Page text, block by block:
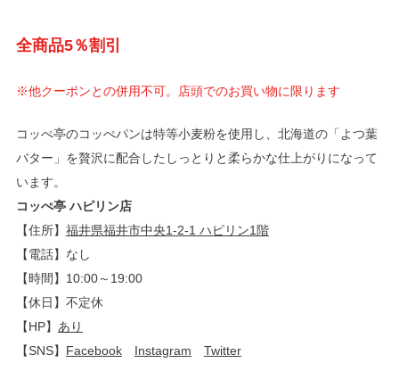
全商品5％割引
※他クーポンとの併用不可。店頭でのお買い物に限ります
コッぺ亭のコッぺパンは特等小麦粉を使用し、北海道の「よつ葉
バター」を贅沢に配合したしっとりと柔らかな仕上がりになって
います。
コッぺ亭 ハピリン店
【住所】 福井県福井市中央1-2-1 ハピリン1階
【電話】なし
【時間】10:00～19:00
【休日】不定休
【HP】 あり
【SNS】 Facebook Instagram Twitter